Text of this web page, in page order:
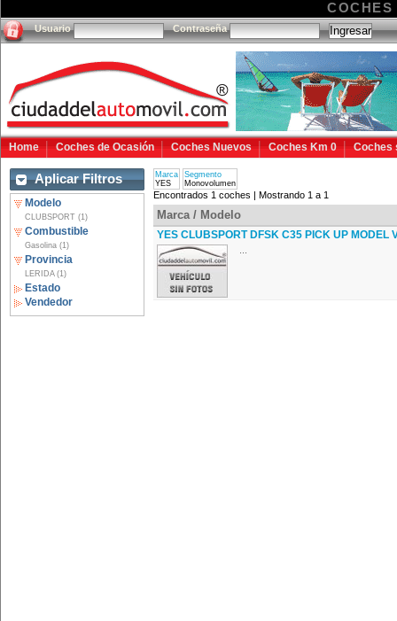
Usuario Contraseña
Home Coches de Ocasión Coches Nuevos Coches Km 0 Coches
Aplicar Filtros
Modelo
CLUBSPORT (1)
Combustible
Gasolina (1)
Provincia
LERIDA (1)
Estado
Vendedor
Marca
YES
Segmento
Monovolumen
Encontrados 1 coches | Mostrando 1 a 1
Marca / Modelo
YES CLUBSPORT DFSK C35 PICK UP MODEL